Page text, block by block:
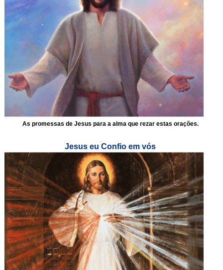
As promessas de Jesus para a alma que rezar estas orações.
Jesus eu Confio em vós